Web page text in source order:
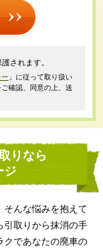
されます。
」に従って取り扱い
確認、同意の上、送
りなら
ジ
そんな悩みを抱えて
引取りから抹消の手
クであなたの廃車の